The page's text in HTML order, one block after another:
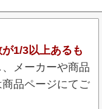
1/3以上あるも
メーカーや商品
品ページにてご